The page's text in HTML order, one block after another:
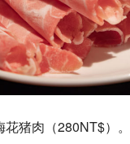
猪肉（280NT$）。